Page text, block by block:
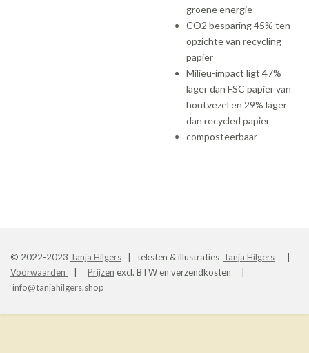
groene energie
CO2 besparing45% ten
opzichte van recycling
papier
Milieu-impact ligt 47%
lager dan FSC papier van
houtvezel en 29% lager
dan recycled papier
composteerbaar
© 2022-2023 Tanja Hilgers | teksten & illustraties Tanja Hilgers
Voorwaarden
Prijzen excl. BTW en verzendkosten |
info@tanjahilgers.shop